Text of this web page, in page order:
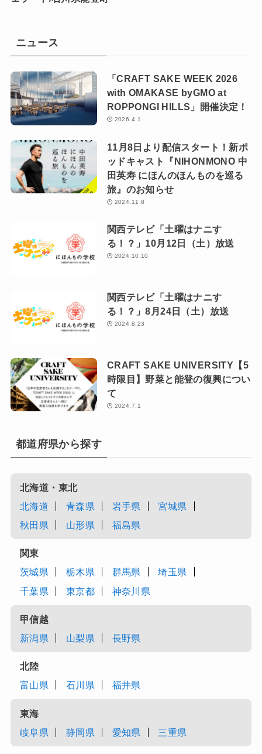
ニュース
「CRAFT SAKE WEEK 2026
with OMAKASE byGMO at
ROPPONGI HILLS」開催決定！
2026.4.1
11月8日より配信スタート！新ポ
ッドキャスト『NIHONMONO 中
田英寿 にほんのほんものを巡る
旅』のお知らせ
2024.11.8
関西テレビ「土曜はナニす
る！？」10月12日（土）放送
2024.10.10
関西テレビ「土曜はナニす
る！？」8月24日（土）放送
2024.8.23
CRAFT SAKE UNIVERSITY【5
時限目】野菜と能登の復興につい
て
2024.7.1
都道府県から探す
北海道・東北
北海道
青森県 岩手県
宮城県
秋田県
山形県 福島県
関東
茨城県
栃木県 群馬県
埼玉県
千葉県
東京都 神奈川県
甲信越
新潟県
山梨県 長野県
北陸
富山県
石川県 福井県
東海
岐阜県
静岡県 愛知県 三重県